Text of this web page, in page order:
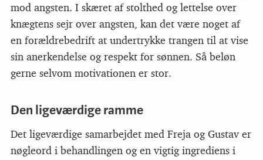
mod angsten. I skæret af stolthed og lettelse over
knægtens sejr over angsten, kan det være noget af
en forældrebedrift at undertrykke trangen til at vise
sin anerkendelse og respekt for sønnen. Så beløn
gerne selvom motivationen er stor.
Den ligeværdige ramme
Det ligeværdige samarbejdet med Freja og Gustav er
nøgleord i behandlingen og en vigtig ingrediens i